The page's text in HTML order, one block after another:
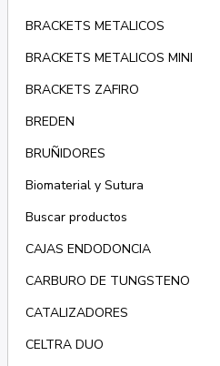
BRACKETS METALICOS
BRACKETS METALICOS MINI
BRACKETS ZAFIRO
BREDEN
BRUÑIDORES
Biomaterial y Sutura
Buscar productos
CAJAS ENDODONCIA
CARBURO DE TUNGSTENO
CATALIZADORES
CELTRA DUO